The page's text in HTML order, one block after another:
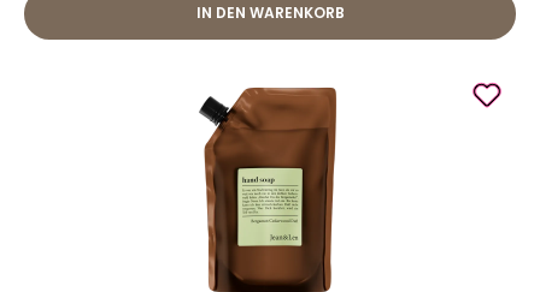
IN DEN WARENKORB